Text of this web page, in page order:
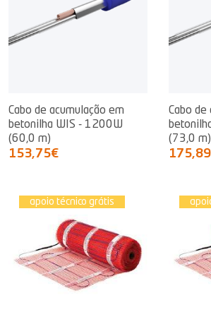
Cabo de acumulação em
betonilha WIS - 1200W
(60,0 m)
153,75€
Cabo de
(73,0 m)
apoio técnico grátis